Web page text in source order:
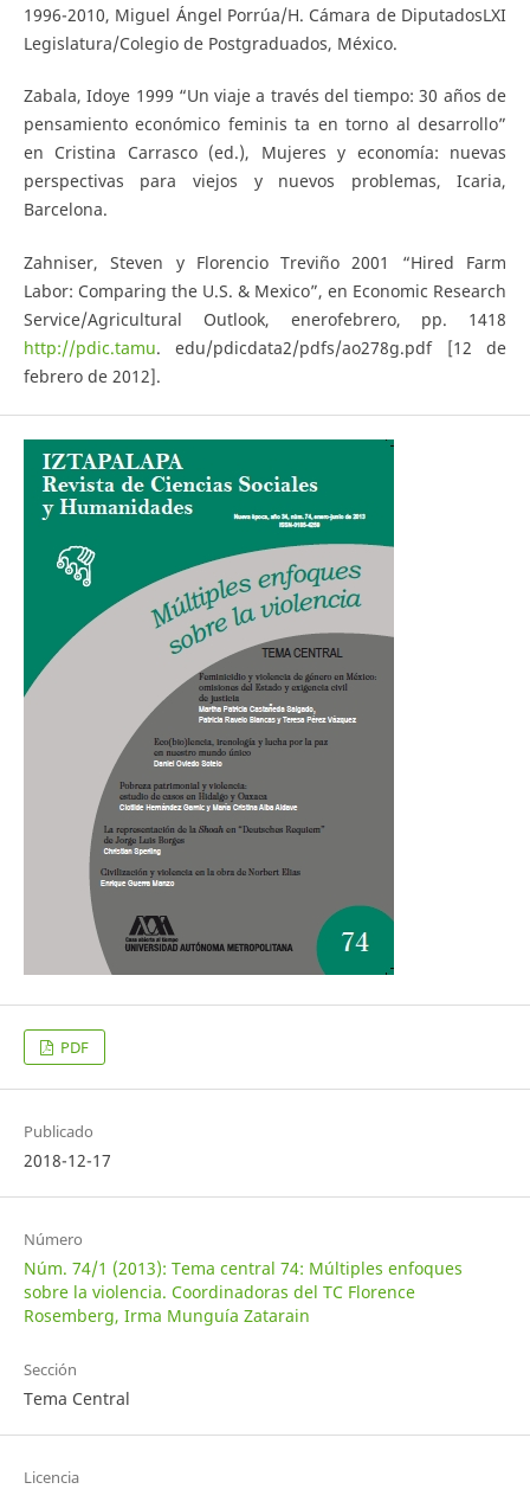
1996-2010, Miguel Ángel Porrúa/H. Cámara de Diputados­LXI
Legislatura/Colegio de Postgraduados, México.
Zabala, Idoye 1999 “Un viaje a través del tiempo: 30 años de
pensamiento económico feminis­ ta en torno al desarrollo”
en Cristina Carrasco (ed.), Mujeres y economía: nuevas
perspectivas para viejos y nuevos problemas, Icaria,
Barcelona.
Zahniser, Steven y Florencio Treviño 2001 “Hired Farm
Labor: Comparing the U.S. & Mexico”, en Economic Research
Service/Agricultural Outlook, enero­febrero, pp. 14­18
http://pdic.tamu. edu/pdicdata2/pdfs/ao278g.pdf [12 de
febrero de 2012].
PDF
Publicado
2018-12-17
Número
Núm. 74/1 (2013): Tema central 74: Múltiples enfoques
sobre la violencia. Coordinadoras del TC Florence
Rosemberg, Irma Munguía Zatarain
Sección
Tema Central
Licencia